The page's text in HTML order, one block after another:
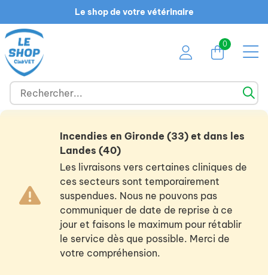
Le shop de votre vétérinaire
0
Incendies en Gironde (33) et dans les
Landes (40)
Les livraisons vers certaines cliniques de
ces secteurs sont temporairement
suspendues. Nous ne pouvons pas
communiquer de date de reprise à ce
jour et faisons le maximum pour rétablir
le service dès que possible. Merci de
votre compréhension.